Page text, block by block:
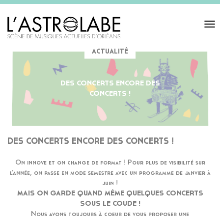
Toggle
ACTUALITÉ
DES CONCERTS ENCORE DES
CONCERTS !
DES CONCERTS ENCORE DES CONCERTS !
On innove et on change de format ! Pour plus de visibilité sur
l’année, on passe en mode semestre avec un programme de janvier à
juin !
MAIS ON GARDE QUAND MÊME QUELQUES CONCERTS
SOUS LE COUDE !
Nous avons toujours à coeur de vous proposer une